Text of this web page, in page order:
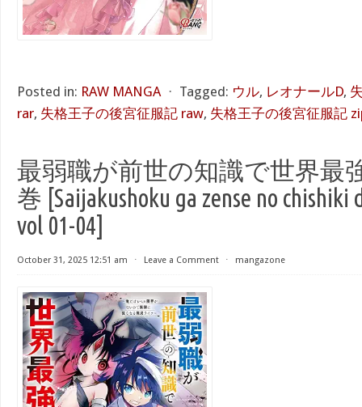
Posted in: RAW MANGA ⋅ Tagged: ウル, レオナールD,
rar, 失格王子の後宮征服記 raw, 失格王子の後宮征服記
最弱職が前世の知識で世界最強
巻 [Saijakushoku ga zense no chishiki
vol 01-04]
October 31, 2025 12:51 am ⋅ Leave a Comment ⋅ mangazone